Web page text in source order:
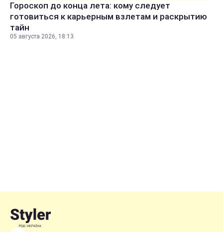
Гороскоп до конца лета: кому следует
готовиться к карьерным взлетам и раскрытию
тайн
05 августа 2026, 18:13